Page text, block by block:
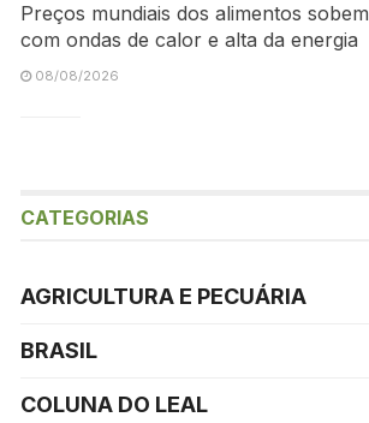
Preços mundiais dos alimentos sobem
com ondas de calor e alta da energia
08/08/2026
CATEGORIAS
AGRICULTURA E PECUÁRIA
BRASIL
COLUNA DO LEAL